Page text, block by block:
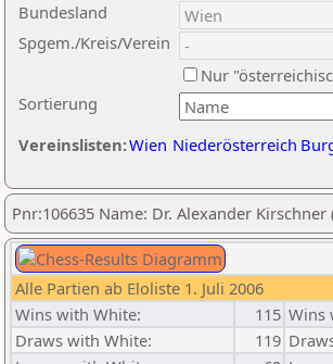
Sortierung
Bundesland
Spgem./Kreis/Verein
Nur
Vereinslisten:Wien Niederösterreich
Pnr:106635 Name: Dr. Alexander Kirschner
Alle Partien ab Eloliste 1. Juli 2006
Wins with White:
115 Wins
Draws with White:
119